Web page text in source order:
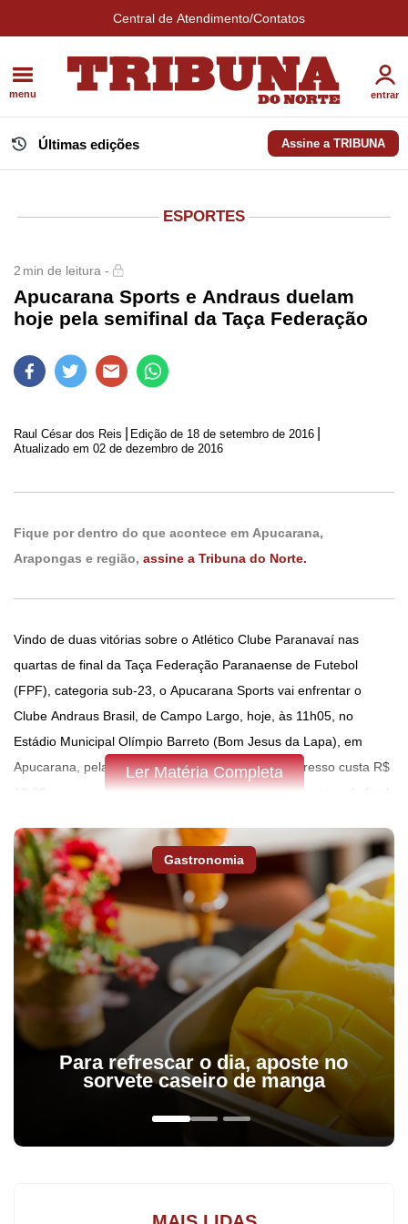
Central de Atendimento/Contatos
menu entrar
Últimas edições Assine a TRIBUNA
ESPORTES
2 min de leitura -
Apucarana Sports e Andraus duelam
hoje pela semifinal da Taça Federação
Raul César dos Reis Edição de 18 de setembro de 2016
Atualizado em 02 de dezembro de 2016
Fique por dentro do que acontece em Apucarana,
Arapongas e região, assine a Tribuna do Norte.
Vindo de duas vitórias sobre o Atlético Clube Paranavaí nas
quartas de final da Taça Federação Paranaense de Futebol
(FPF), categoria sub-23, o Apucarana Sports vai enfrentar o
Clube Andraus Brasil, de Campo Largo, hoje, às 11h05, no
Estádio Municipal Olímpio Barreto (Bom Jesus da Lapa), em
Apucarana, pela rodada de ida da semifinal. O ingresso custa R$
10,00, mesmo valor dos jogos da primeira fase e quartas de final.
Depois de fazer uma campanha ruim na fase inicial, com três
empates e três derrotas, o Apucarana melhorou na competição e
nas quartas de final por duas vezes derrotou o Paranavaí. No
Ler Matéria Completa
Gastronomia
Para refrescar o dia, aposte no
sorvete caseiro de manga